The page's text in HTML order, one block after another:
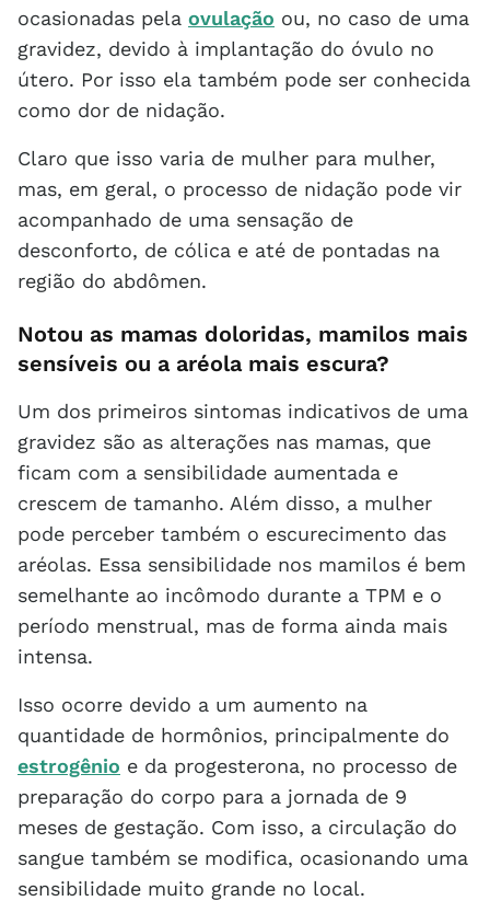
ocasionadas pela ovulação ou, no caso de uma
gravidez, devido à implantação do óvulo no
útero. Por isso ela também pode ser conhecida
como dor de nidação.
Claro que isso varia de mulher para mulher,
mas, em geral, o processo de nidação pode vir
acompanhado de uma sensação de
desconforto, de cólica e até de pontadas na
região do abdômen.
Notou as mamas doloridas, mamilos mais
sensíveis ou a aréola mais escura?
Um dos primeiros sintomas indicativos de uma
gravidez são as alterações nas mamas, que
ficam com a sensibilidade aumentada e
crescem de tamanho. Além disso, a mulher
pode perceber também o escurecimento das
aréolas. Essa sensibilidade nos mamilos é bem
semelhante ao incômodo durante a TPM e o
período menstrual, mas de forma ainda mais
intensa.
Isso ocorre devido a um aumento na
quantidade de hormônios, principalmente do
estrogênio e da progesterona, no processo de
preparação do corpo para a jornada de 9
meses de gestação. Com isso, a circulação do
sangue também se modifica, ocasionando uma
sensibilidade muito grande no local.